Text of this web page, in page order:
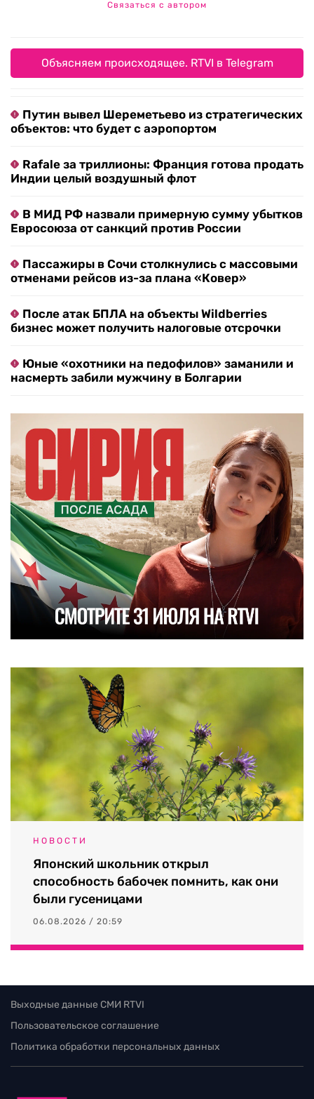
Связаться с автором
Объясняем происходящее. RTVI в Telegram
Путин вывел Шереметьево из стратегических
объектов: что будет с аэропортом
Rafale за триллионы: Франция готова продать
Индии целый воздушный флот
В МИД РФ назвали примерную сумму убытков
Евросоюза от санкций против России
Пассажиры в Сочи столкнулись с массовыми
отменами рейсов из-за плана «Ковер»
После атак БПЛА на объекты Wildberries
бизнес может получить налоговые отсрочки
Юные «охотники на педофилов» заманили и
насмерть забили мужчину в Болгарии
НОВОСТИ
Японский школьник открыл
способность бабочек помнить, как они
были гусеницами
06.08.2026 / 20:59
Выходные данные СМИ RTVI
Пользовательское соглашение
Политика обработки персональных данных